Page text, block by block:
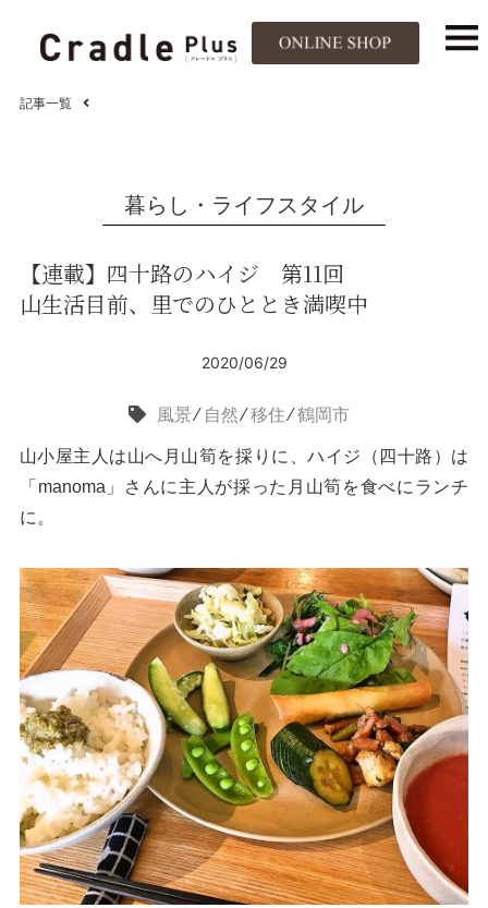
記事一覧
暮らし・ライフスタイル
【連載】四十路のハイジ 第11回
山生活目前、里でのひととき満喫中
2020/06/29
風景⁄ 自然⁄移住⁄鶴岡市
山小屋主人は山へ月山筍を採りに、ハイジ（四十路）は
「manoma」さんに主人が採った月山筍を食べにランチ
に。